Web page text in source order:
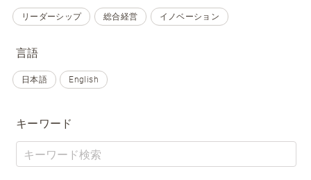
リーダーシップ 総合経営 イノベーション
言語
日本語 English
キーワード